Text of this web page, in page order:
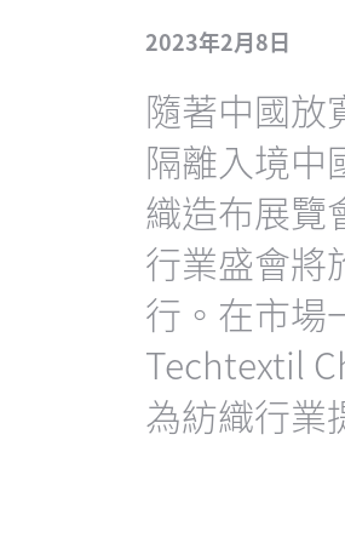
2023年2月8日
隨著中國放
隔離入境中
織造布展覽
行業盛會將
行。在市場
Techtextil
為紡織行業